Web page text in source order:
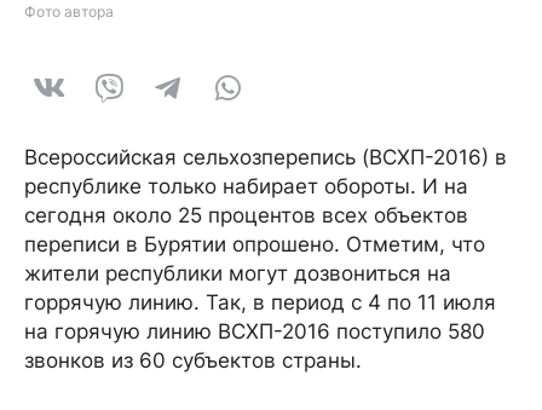
Фото автора
Всероссийская сельхозперепись (ВСХП-2016) в
республике только набирает обороты. И на
сегодня около 25 процентов всех объектов
переписи в Бурятии опрошено. Отметим, что
жители республики могут дозвониться на
горрячую линию. Так, в период с 4 по 11 июля
на горячую линию ВСХП-2016 поступило 580
звонков из 60 субъектов страны.